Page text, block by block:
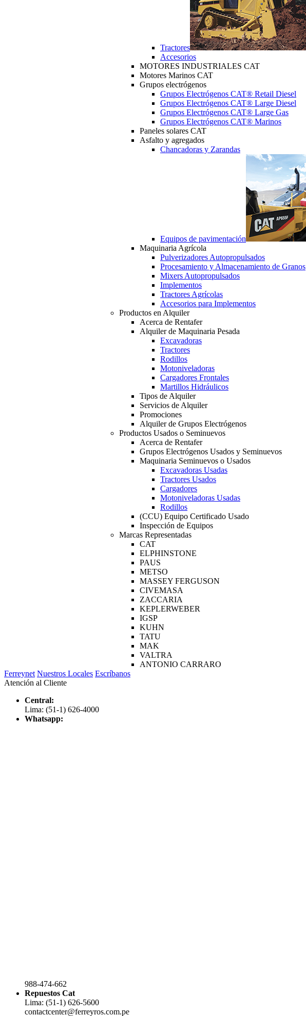
Tractores
Accesorios
MOTORES INDUSTRIALES CAT
Motores Marinos CAT
Grupos electrógenos
Grupos Electrógenos CAT® Retail Diesel
Grupos Electrógenos CAT® Large Diesel
Grupos Electrógenos CAT® Large Gas
Grupos Electrógenos CAT® Marinos
Paneles solares CAT
Asfalto y agregados
Chancadoras y Zarandas
Equipos de pavimentación
Maquinaria Agrícola
Pulverizadores Autopropulsados
Procesamiento y Almacenamiento de Granos
Mixers Autopropulsados
Implementos
Tractores Agrícolas
Accesorios para Implementos
Productos en Alquiler
Acerca de Rentafer
Alquiler de Maquinaria Pesada
Excavadoras
Tractores
Rodillos
Motoniveladoras
Cargadores Frontales
Martillos Hidráulicos
Tipos de Alquiler
Servicios de Alquiler
Promociones
Alquiler de Grupos Electrógenos
Productos Usados o Seminuevos
Acerca de Rentafer
Grupos Electrógenos Usados y Seminuevos
Maquinaria Seminuevos o Usados
Excavadoras Usadas
Tractores Usados
Cargadores
Motoniveladoras Usadas
Rodillos
(CCU) Equipo Certificado Usado
Inspección de Equipos
Marcas Representadas
CAT
ELPHINSTONE
PAUS
METSO
MASSEY FERGUSON
CIVEMASA
ZACCARIA
KEPLERWEBER
IGSP
KUHN
TATU
MAK
VALTRA
ANTONIO CARRARO
Ferreynet Nuestros Locales Escríbanos
Atención al Cliente
Central:
Lima: (51-1) 626-4000
Whatsapp:
988-474-662
Repuestos Cat
Lima: (51-1) 626-5600
contactcenter@ferreyros.com.pe